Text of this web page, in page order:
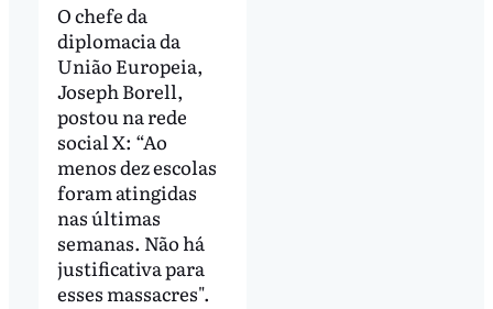
O chefe da
diplomacia da
União Europeia,
Joseph Borell,
postou na rede
social X: “Ao
menos dez escolas
foram atingidas
nas últimas
semanas. Não há
justificativa para
esses massacres".